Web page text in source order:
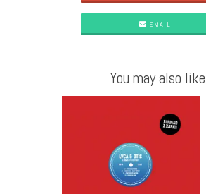
EMAIL
You may also like